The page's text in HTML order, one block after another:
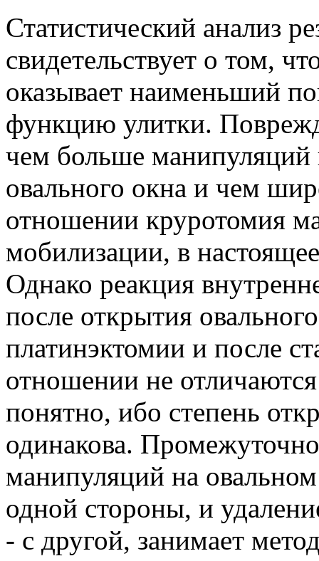
Статистический анализ
свидетельствует о том,
оказывает наименьший
функцию улитки.
чем больше манипуляций
овального окна и чем
отношении круротомия
мобилизации, в
Однако реакция
после открытия
платинэктомии и после
отношении не
понятно, ибо степень
одинакова.
манипуляций на
одной стороны, и
- с другой, занимает